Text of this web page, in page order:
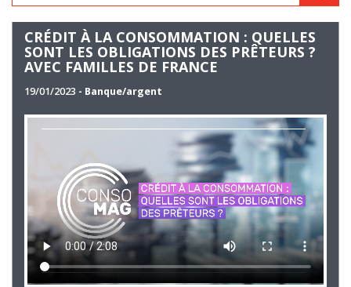
CRÉDIT À LA CONSOMMATION : QUELLES
SONT LES OBLIGATIONS DES PRÊTEURS ?
AVEC FAMILLES DE FRANCE
19/01/2023 - Banque/argent